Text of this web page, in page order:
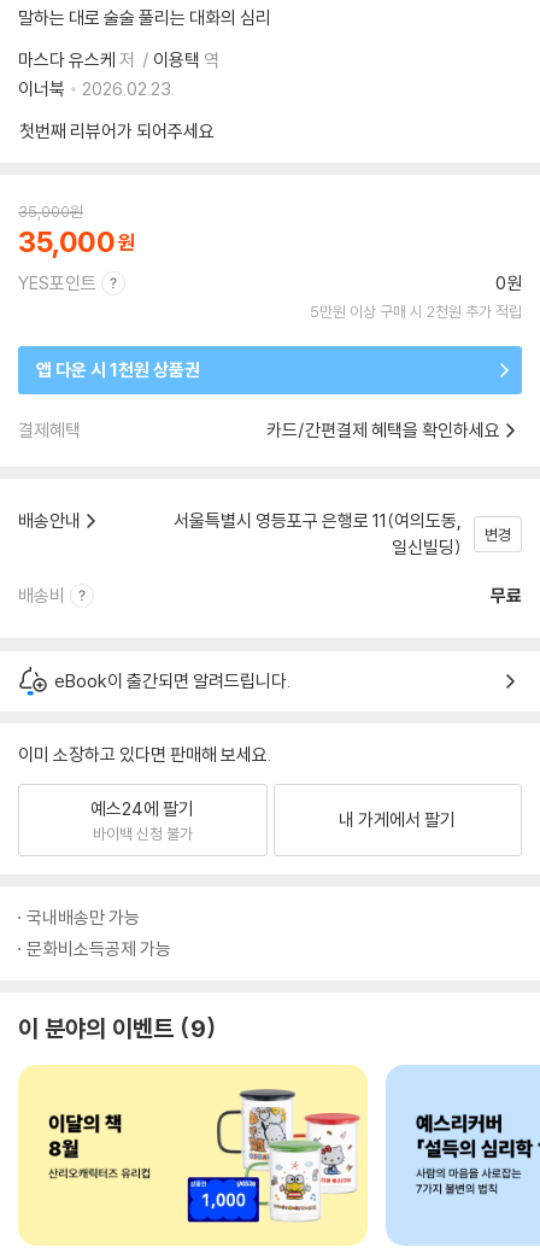
말하는 대로 술술 풀리는 대화의 심리
마스다 유스케 저 이용택 역
이너북
2026.02.23.
첫번째 리뷰어가 되어주세요
35,000원
35,000
YES포인트 0원
5만원 이상 구매 시 2천원 추가 적립
앱 다운 시 1천원 상품권
결제혜택 카드/간편결제 혜택을 확인하세요
배송안내
서울특별시 영등포구 은행로 11(여의도동,
일신빌딩)
변경
배송비 무료
eBook이 출간되면 알려드립니다.
이미 소장하고 있다면 판매해 보세요.
예스24에 팔기
바이백 신청 불가
내 가게에서 팔기
국내배송만 가능
문화비소득공제 가능
이 분야의 이벤트 9